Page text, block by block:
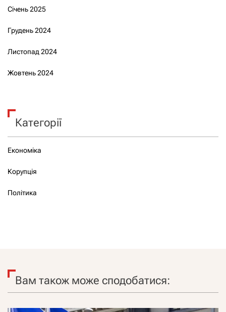
Січень 2025
Грудень 2024
Листопад 2024
Жовтень 2024
Категорії
Економіка
Корупція
Політика
Вам також може сподобатися: